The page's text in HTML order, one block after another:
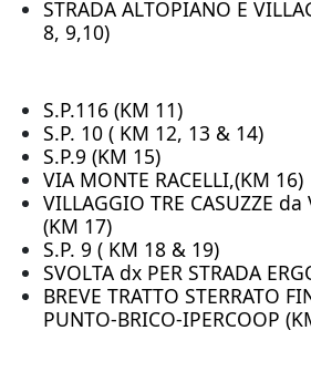
STRADA ALTOPIANO E
8, 9,10)
S.P.116 (KM 11)
S.P. 10 ( KM 12, 13 & 14)
S.P.9 (KM 15)
VIA MONTE RACELLI,(KM 16)
VILLAGGIO TRE CASUZZE
(KM 17)
S.P. 9 ( KM 18 & 19)
SVOLTA dx PER STRADA
BREVE TRATTO STERRATO
PUNTO-BRICO-IPERCOOP